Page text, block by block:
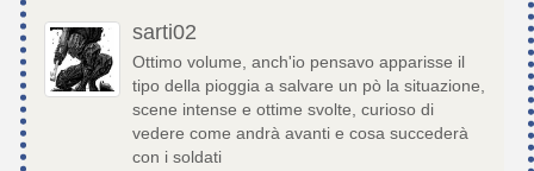
sarti02
Ottimo volume, anch'io pensavo apparisse il
tipo della pioggia a salvare un pò la situazione,
scene intense e ottime svolte, curioso di
vedere come andrà avanti e cosa succederà
con i soldati